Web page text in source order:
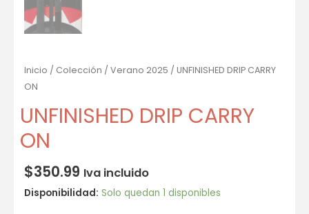
Inicio / Colección / Verano 2025 / UNFINISHED DRIP CARRY
ON
UNFINISHED DRIP CARRY
ON
$350.99 Iva incluido
Disponibilidad: Solo quedan 1 disponibles